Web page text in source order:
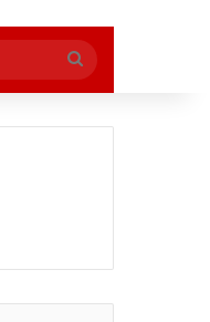
এখানে
খুঁজুন